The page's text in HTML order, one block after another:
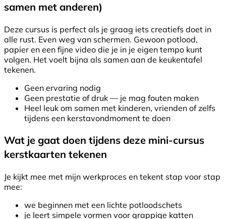
samen met anderen)
Deze cursus is perfect als je graag iets creatiefs doet in
alle rust. Even weg van schermen. Gewoon potlood,
papier en een fijne video die je in je eigen tempo kunt
volgen. Het voelt bijna als samen aan de keukentafel
tekenen.
Geen ervaring nodig
Geen prestatie of druk — je mag fouten maken
Heel leuk om samen met kinderen, vrienden of zelfs
tijdens een kerstavondmoment te doen
Wat je gaat doen tijdens deze mini-cursus
kerstkaarten tekenen
Je kijkt mee met mijn werkproces en tekent stap voor stap
mee:
we beginnen met een lichte potloodschets
je leert simpele vormen voor grappige katten